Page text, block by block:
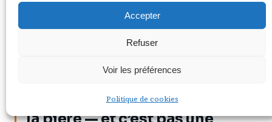
Accepter
Refuser
Voir les préférences
Politique de cookies
un plat, soit 20-32 € — c’est le « haut de gamme »
praguois, ce qui reste très abordable comparé à
Prague, capitale mondiale de